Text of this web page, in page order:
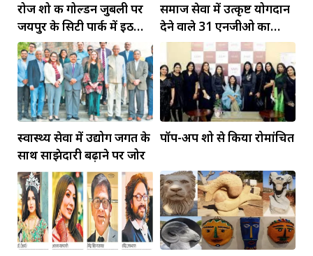
रोज शो की गोल्डन जुबली पर
जयपुर के सिटी पार्क में इठलाए
दुनियाभर के गुलाब
समाज सेवा में उत्कृष्ट योगदान
देने वाले 31 एनजीओ का
किया सम्मान
स्वास्थ्य सेवा में उद्योग जगत के
साथ साझेदारी बढ़ाने पर जोर
पॉप-अप शो से किया रोमांचित